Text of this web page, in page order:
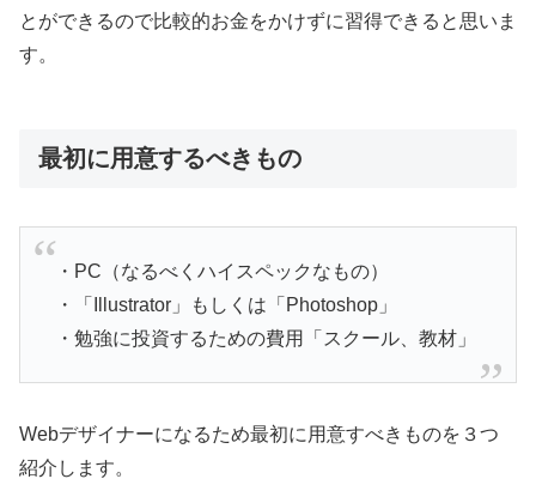
とができるので比較的お金をかけずに習得できると思いま
す。
最初に用意するべきもの
・PC（なるべくハイスペックなもの）
・「Illustrator」もしくは「Photoshop」
・勉強に投資するための費用「スクール、教材」
Webデザイナーになるため最初に用意すべきものを３つ
紹介します。